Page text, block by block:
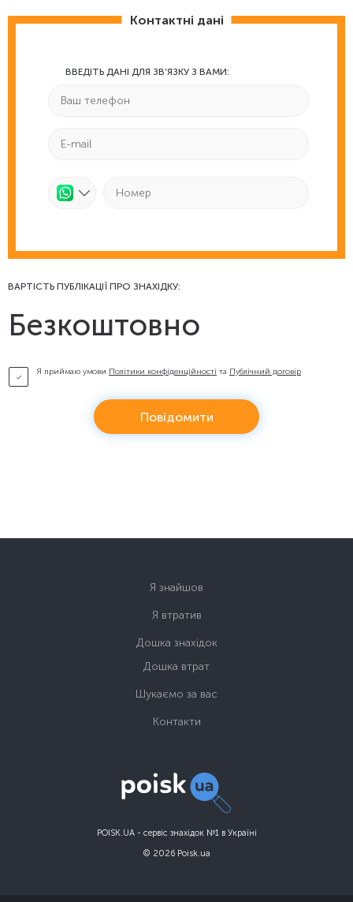
Контактні дані
ВВЕДІТЬ ДАНІ ДЛЯ ЗВ'ЯЗКУ З ВАМИ:
ВАРТІСТЬ ПУБЛІКАЦІЇ ПРО ЗНАХІДКУ:
Безкоштовно
Я приймаю умови Політики конфіденційності та Публічний договір
Повідомити
POISK.UA - сервіс знахідок №1 в Україні
© 2026 Poisk.ua
Я знайшов
Я втратив
Дошка знахідок
Дошка втрат
Шукаємо за вас
Контакти